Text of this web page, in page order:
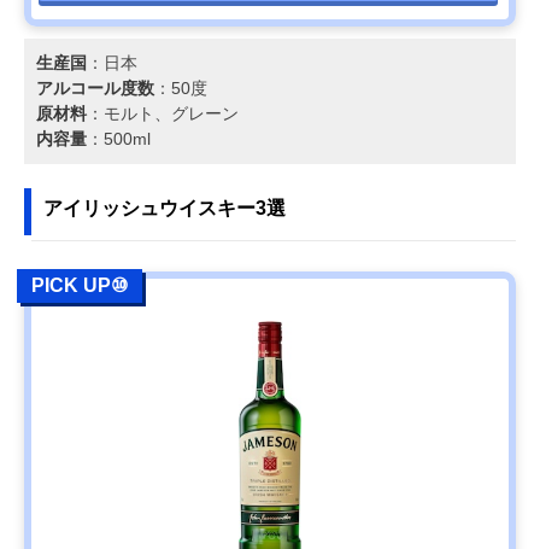
生産国 ：日本
アルコール度数 ：50度
原材料 ：モルト、グレーン
内容量 ：500ml
アイリッシュウイスキー3選
PICK UP⑩